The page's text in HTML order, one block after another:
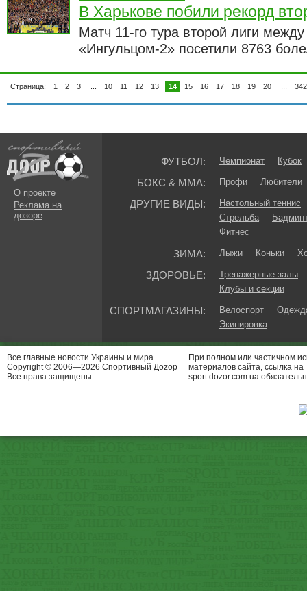
В Харькове побили рекорд
Матч 11-го тура второй лиги
«Ингульцом-2» посетили 8763
Страница: 1 2 3 10 11 12 13 14 15 16 17 18 19 20 342
О проекте
Реклама на
дозоре
ФУТБОЛ: Чемпионат Кубок
БОКС & ММА: Профи Любители
ДРУГИЕ ВИДЫ:
Настольный теннис
Стрельба
Фитнес
ЗИМА: Лыжи Коньки
ЗДОРОВЬЕ:
Тренажерные залы
Клубы и секции
СПОРТМАГАЗИНЫ: Велоспорт
Экипировка
Все главные новости Украины и мира.
Copyright © 2006—2026 Спортивный Доzор
Все права защищены.
При полном или частичном
материалов сайта, ссылка на
sport.dozor.com.ua